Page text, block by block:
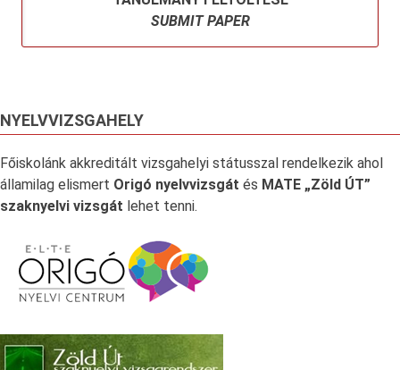
SUBMIT PAPER
NYELVVIZSGAHELY
Főiskolánk akkreditált vizsgahelyi státusszal rendelkezik ahol
államilag elismert Origó nyelvvizsgát és MATE „Zöld ÚT”
szaknyelvi vizsgát lehet tenni.